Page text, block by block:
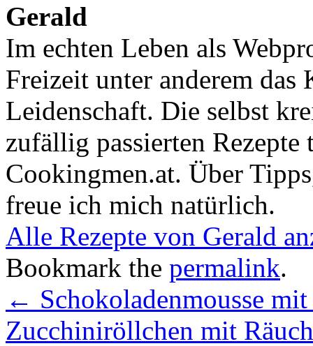
Gerald
Im echten Leben als
Freizeit unter anderem das
Leidenschaft. Die selbst
zufällig passierten
Cookingmen.at. Über
freue ich mich natürlich.
Alle Rezepte von Gerald
Bookmark the permalink.
← Schokoladenmousse
Zucchiniröllchen mit